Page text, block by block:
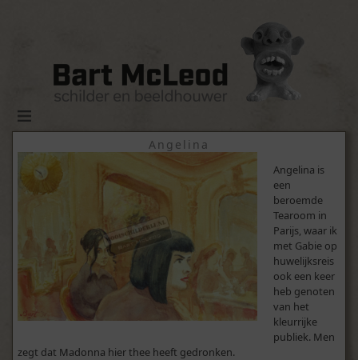
Angelina
Angelina is
een
beroemde
Tearoom in
Parijs, waar ik
met Gabie op
huwelijksreis
ook een keer
heb genoten
van het
kleurrijke
publiek. Men
zegt dat Madonna hier thee heeft gedronken.